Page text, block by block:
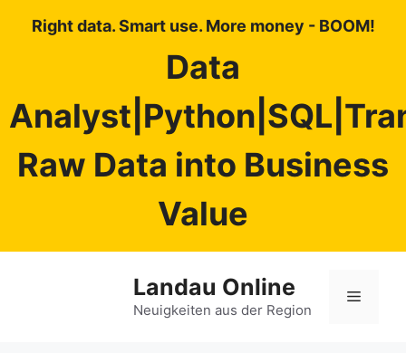
Right data. Smart use. More money - BOOM!
Data
Raw Data into Business
Value
Landau Online
Neuigkeiten aus der Region
Menü